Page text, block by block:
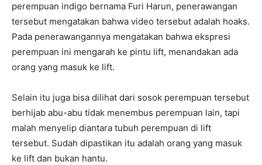
perempuan indigo bernama Furi Harun, penerawangan
tersebut mengatakan bahwa video tersebut adalah hoaks.
Pada penerawangannya mengatakan bahwa ekspresi
perempuan ini mengarah ke pintu lift, menandakan ada
orang yang masuk ke lift.
Selain itu juga bisa dilihat dari sosok perempuan tersebut
berhijab abu-abu tidak menembus perempuan lain, tapi
malah menyelip diantara tubuh perempuan di lift
tersebut. Sudah dipastikan itu adalah orang yang masuk
ke lift dan bukan hantu.